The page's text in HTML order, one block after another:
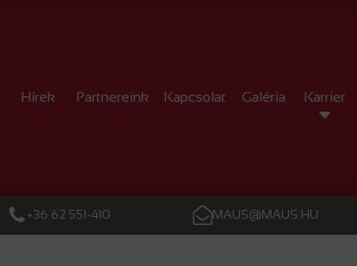
Hírek Partnereink Kapcsolat Galéria Karrier
+36 62 551-410 MAUS@MAUS.HU